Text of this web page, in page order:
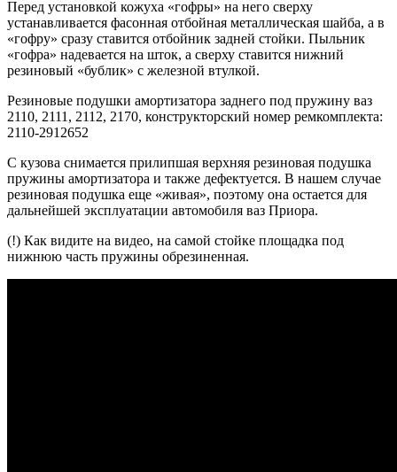
Перед установкой кожуха «гофры» на него сверху
устанавливается фасонная отбойная металлическая шайба, а в
«гофру» сразу ставится отбойник задней стойки. Пыльник
«гофра» надевается на шток, а сверху ставится нижний
резиновый «бублик» с железной втулкой.
Резиновые подушки амортизатора заднего под пружину ваз
2110, 2111, 2112, 2170, конструкторский номер ремкомплекта:
2110-2912652
С кузова снимается прилипшая верхняя резиновая подушка
пружины амортизатора и также дефектуется. В нашем случае
резиновая подушка еще «живая», поэтому она остается для
дальнейшей эксплуатации автомобиля ваз Приора.
(!) Как видите на видео, на самой стойке площадка под
нижнюю часть пружины обрезиненная.